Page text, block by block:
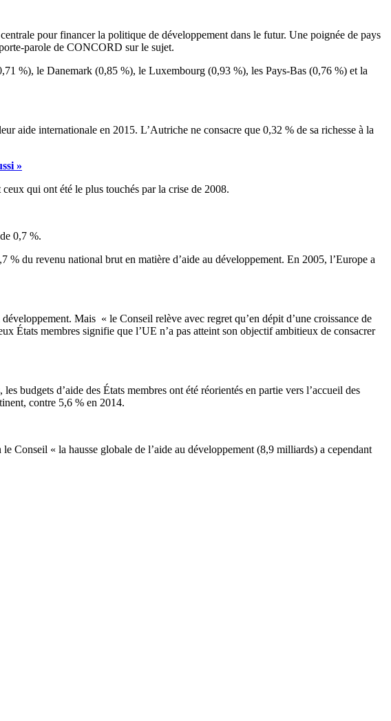
pour financer la politique de développement dans le futur. Une poignée de pays
parole de CONCORD sur le sujet.
%), le Danemark (0,85 %), le Luxembourg (0,93 %), les Pays-Bas (0,76 %) et la
aide internationale en 2015. L’Autriche ne consacre que 0,32 % de sa richesse à la
»
qui ont été le plus touchés par la crise de 2008.
0,7 %.
du revenu national brut en matière d’aide au développement. En 2005, l’Europe a
Mais « le Conseil relève avec regret qu’en dépit d’une croissance de
États membres signifie que l’UE n’a pas atteint son objectif ambitieux de consacrer
budgets d’aide des États membres ont été réorientés en partie vers l’accueil des
contre 5,6 % en 2014.
Conseil « la hausse globale de l’aide au développement (8,9 milliards) a cependant